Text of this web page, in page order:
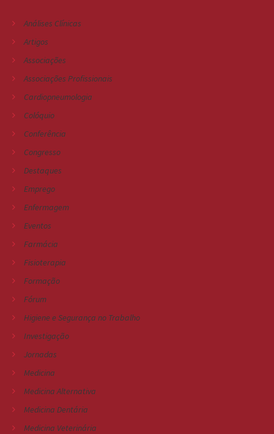
Análises Clínicas
Artigos
Associações
Associações Profissionais
Cardiopneumologia
Colóquio
Conferência
Congresso
Destaques
Emprego
Enfermagem
Eventos
Farmácia
Fisioterapia
Formação
Fórum
Higiene e Segurança no Trabalho
Investigação
Jornadas
Medicina
Medicina Alternativa
Medicina Dentária
Medicina Veterinária